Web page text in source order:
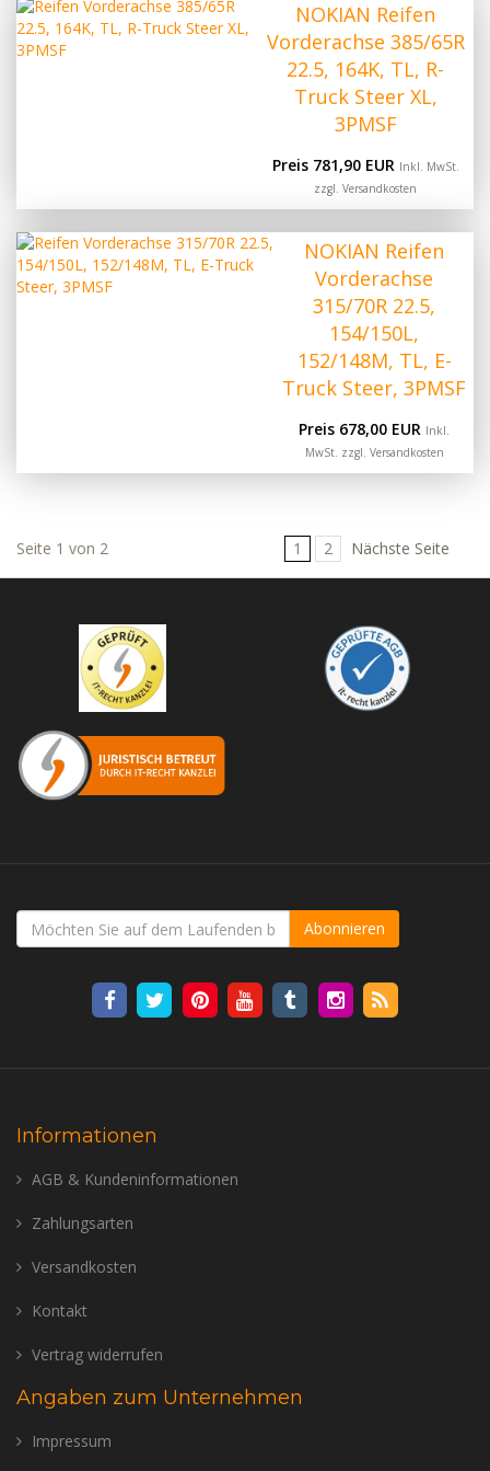
NOKIAN Reifen
Vorderachse 385/65R
22.5, 164K, TL, R-
Truck Steer XL,
3PMSF
Preis 781,90 EUR Inkl. MwSt.
zzgl.Versandkosten
NOKIAN Reifen
Vorderachse
315/70R 22.5,
154/150L,
152/148M, TL, E-
Truck Steer, 3PMSF
Preis 678,00 EUR Inkl.
MwSt. zzgl. Versandkosten
Seite 1 von 2 1 2 Nächste Seite
Abonnieren
Informationen
AGB & Kundeninformationen
Zahlungsarten
Versandkosten
Kontakt
Vertrag widerrufen
Angaben zum Unternehmen
Impressum